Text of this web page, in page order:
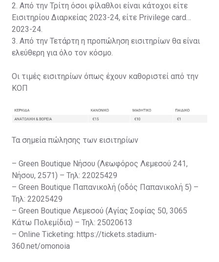
2. Από την Τρίτη όσοι φίλαθλοι είναι κάτοχοι είτε
Εισιτηρίου Διαρκείας 2023-24, είτε Privilege card
2023-24.
3. Από την Τετάρτη η προπώληση εισιτηρίων θα είναι
ελεύθερη για όλο τον κόσμο.
Οι τιμές εισιτηρίων όπως έχουν καθοριστεί από την
ΚΟΠ
Τα σημεία πώλησης των εισιτηρίων
– Green Boutique Νήσου (Λεωφόρος Λεμεσού 241,
Νήσου, 2571) – Τηλ: 22025429
– Green Boutique Παπανικολή (οδός Παπανικολή 5) –
Τηλ: 22025429
– Green Boutique Λεμεσού (Αγίας Σοφίας 50, 3065
Κάτω Πολεμίδια) – Τηλ: 25020613
– Online Ticketing: https://tickets.stadium-
360.net/omonoia